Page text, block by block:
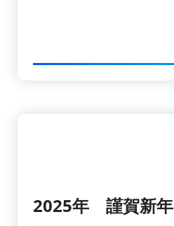
2025年 謹賀新年